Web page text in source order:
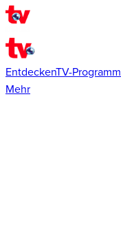
EntdeckenTV-Programm
Mehr